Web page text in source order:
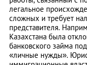
легальное
сложных и требует
представителя.
Казахстана была
банковского займа
«личные нужды».